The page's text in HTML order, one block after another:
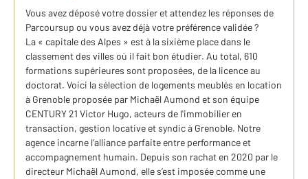
Vous avez déposé votre dossier et attendez les réponses de
Parcoursup ou vous avez déjà votre préférence validée ?
La « capitale des Alpes » est à la sixième place dans le
classement des villes où il fait bon étudier. Au total, 610
formations supérieures sont proposées, de la licence au
doctorat. Voici la sélection de logements meublés en location
à Grenoble proposée par Michaël Aumond et son équipe
CENTURY 21 Victor Hugo, acteurs de l'immobilier en
transaction, gestion locative et syndic à Grenoble. Notre
agence incarne l’alliance parfaite entre performance et
accompagnement humain. Depuis son rachat en 2020 par le
directeur Michaël Aumond, elle s’est imposée comme une